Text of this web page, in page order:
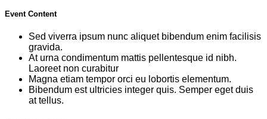
Event Content
Sed viverra ipsum nunc aliquet bibendum enim facilisis
gravida.
At urna condimentum mattis pellentesque id nibh.
Laoreet non curabitur
Magna etiam tempor orci eu lobortis elementum.
Bibendum est ultricies integer quis. Semper eget duis
at tellus.